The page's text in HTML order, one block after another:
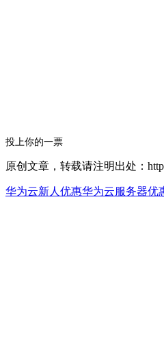
投上你的一票
原创文章，转载请注明出处：
华为云新人优惠华为云服务器优